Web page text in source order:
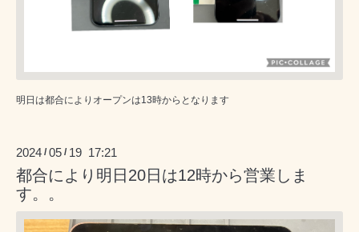
明日は都合によりオープンは13時からとなります
2024 /05 / 19 17:21
都合により明日20日は12時から営業しま
す。。